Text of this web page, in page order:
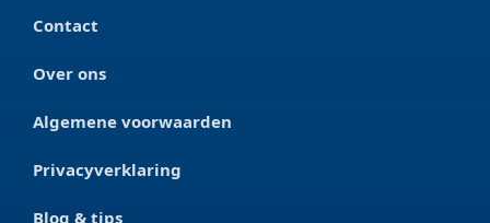
Contact
Over ons
Algemene voorwaarden
Privacyverklaring
Blog & tips